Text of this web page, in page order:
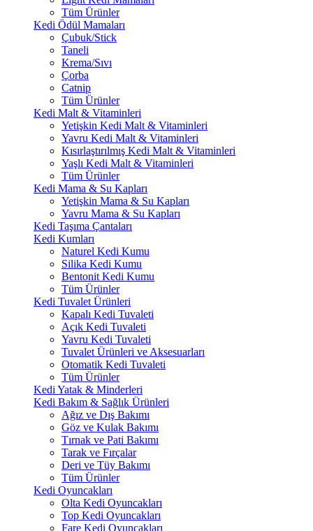
Tüm Ürünler
Kedi Ödül Mamaları
Çubuk/Stick
Taneli
Krema/Sıvı
Çorba
Catnip
Tüm Ürünler
Kedi Malt & Vitaminleri
Yetişkin Kedi Malt & Vitaminleri
Yavru Kedi Malt & Vitaminleri
Kısırlaştırılmış Kedi Malt & Vitaminleri
Yaşlı Kedi Malt & Vitaminleri
Tüm Ürünler
Kedi Mama & Su Kapları
Yetişkin Mama & Su Kapları
Yavru Mama & Su Kapları
Kedi Taşıma Çantaları
Kedi Kumları
Naturel Kedi Kumu
Silika Kedi Kumu
Bentonit Kedi Kumu
Tüm Ürünler
Kedi Tuvalet Ürünleri
Kapalı Kedi Tuvaleti
Açık Kedi Tuvaleti
Yavru Kedi Tuvaleti
Tuvalet Ürünleri ve Aksesuarları
Otomatik Kedi Tuvaleti
Tüm Ürünler
Kedi Yatak & Minderleri
Kedi Bakım & Sağlık Ürünleri
Ağız ve Dış Bakımı
Göz ve Kulak Bakımı
Tırnak ve Pati Bakımı
Tarak ve Fırçalar
Deri ve Tüy Bakımı
Tüm Ürünler
Kedi Oyuncakları
Olta Kedi Oyuncakları
Top Kedi Oyuncakları
Fare Kedi Oyuncakları